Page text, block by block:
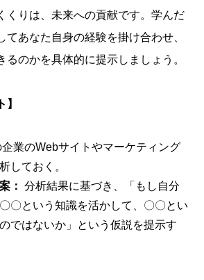
くりは、未来への貢献です。学んだ
てあなた自身の経験を掛け合わせ、
るのかを具体的に提示しましょう。
】
企業のWebサイトやマーケティング
しておく。
： 分析結果に基づき、「もし自分
〇という知識を活かして、〇〇とい
ではないか」という仮説を提示す